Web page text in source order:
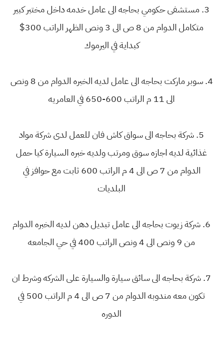
3. مستشفى حكومي بحاجه الى عامل خدمه داخل مختبر كبير
متكامل الدوام من 8 ص الى 3 ونص الظهر الراتب 300$
كبداية في اليرموك
4. سوبر ماركت بحاجه الى عامل لديه الخبره الدوام من 8 ونص
الى 11 م الراتب 600-650 في العامريه
5. شركة بحاجه الى سواق كاش فان للعمل لدى شركة مواد
غذائية لديه اجازه سوق ومرتب ولديه خبره السيارة كيا حمل
الدوام من 7 ص الى 4 م الراتب 600 ثابت مع حوافز في
البلديات
6. شركة زيوت بحاجه الى عامل تبديل دهن لديه الخبره الدوام
من 9 ونص الى 4 ونص الراتب 400 في حي الجامعه
7. شركة بحاجه الى سائق سيارة والسيارة على الشركه وشرط ان
تكون معه مندوبه الدوام من 7 ص الى 4 م الراتب 500 في
الدوره